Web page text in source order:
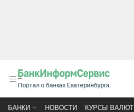
Портал о банках Екатеринбурга
БАНКИ НОВОСТИ КУРСЫ ВАЛЮТ